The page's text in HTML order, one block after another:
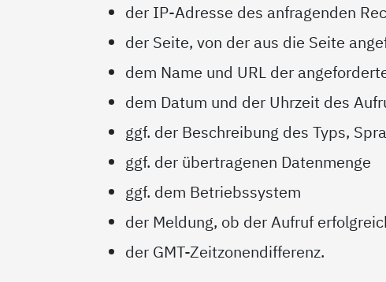
der IP-Adresse des anfragenden
der Seite, von der aus die Seite
dem Name und URL der
dem Datum und der Uhrzeit des
ggf. der Beschreibung des Typs,
ggf. der übertragenen Datenmenge
ggf. dem Betriebssystem
der Meldung, ob der Aufruf
der GMT-Zeitzonendifferenz.